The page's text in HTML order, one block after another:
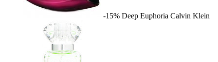
-15% Deep Euphoria Calvin Klein